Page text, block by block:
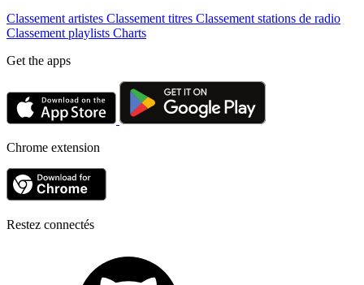
Classement artistes Classement titres Classement stations de radio
Classement playlists Charts
Get the apps
Chrome extension
Restez connectés